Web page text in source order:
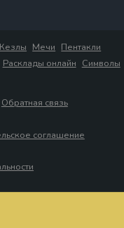
Мечи Пентакли
Расклады онлайн Символы
Обратная связь
соглашение